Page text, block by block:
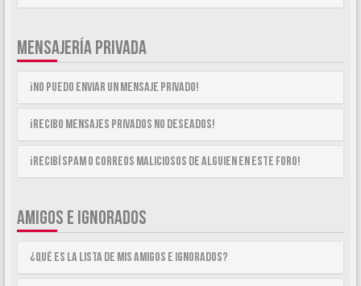
MENSAJERÍA PRIVADA
¡No puedo enviar un mensaje privado!
¡Recibo mensajes privados no deseados!
¡Recibí spam o correos maliciosos de alguien en este foro!
AMIGOS E IGNORADOS
¿Qué es la lista de Mis Amigos e Ignorados?